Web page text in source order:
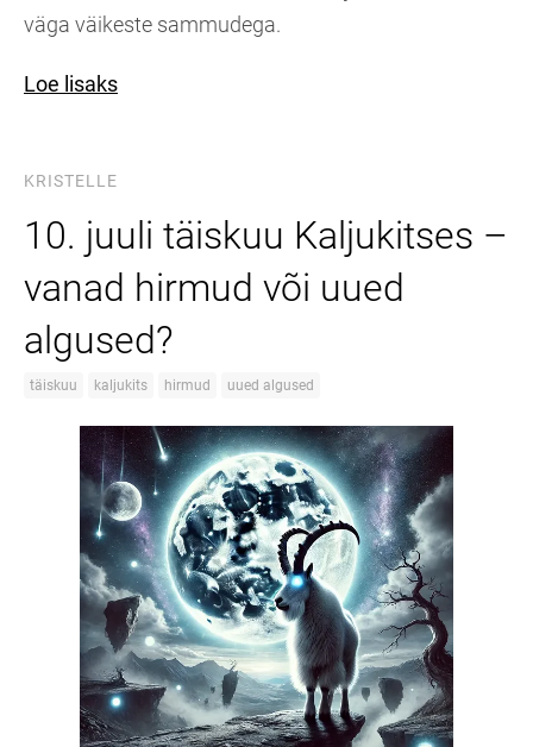
väga väikeste sammudega.
Loe lisaks
KRISTELLE
10. juuli täiskuu Kaljukitses –
vanad hirmud või uued
algused?
täiskuu kaljukits hirmud uued algused